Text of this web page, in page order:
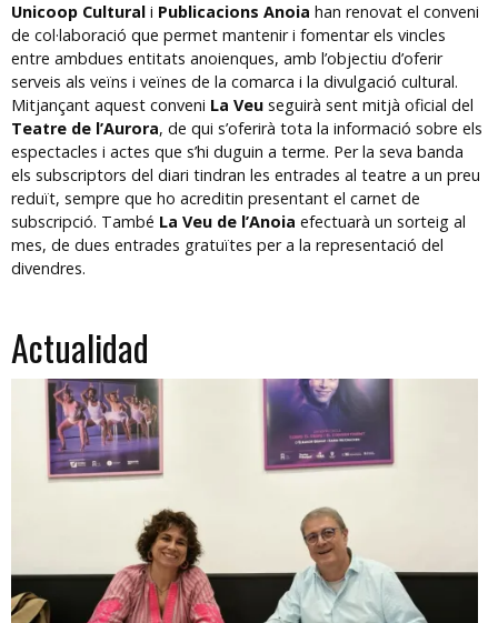
Unicoop Cultural i Publicacions Anoia han renovat el conveni
de col·laboració que permet mantenir i fomentar els vincles
entre ambdues entitats anoienques, amb l’objectiu d’oferir
serveis als veïns i veïnes de la comarca i la divulgació cultural.
Mitjançant aquest conveni La Veu seguirà sent mitjà oficial del
Teatre de l’Aurora, de qui s’oferirà tota la informació sobre els
espectacles i actes que s’hi duguin a terme. Per la seva banda
els subscriptors del diari tindran les entrades al teatre a un preu
reduït, sempre que ho acreditin presentant el carnet de
subscripció. També La Veu de l’Anoia efectuarà un sorteig al
mes, de dues entrades gratuïtes per a la representació del
divendres.
Actualidad